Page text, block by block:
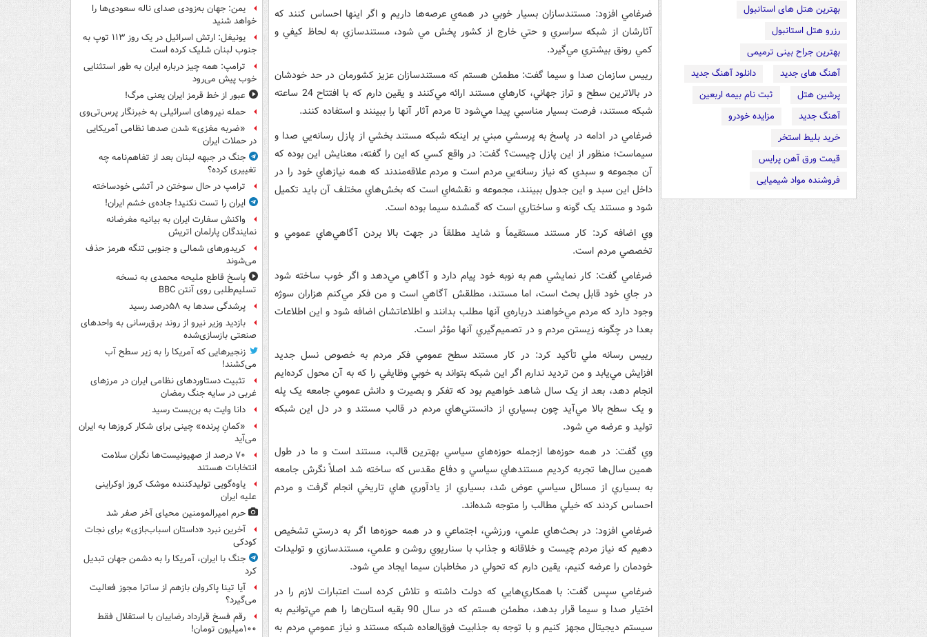
بهترین هتل های استانبول
رزرو هتل استانبول
بهترین جراح بینی ترمیمی
آهنگ های جدید
دانلود آهنگ جدید
پرشین هتل
ثبت نام بیمه اربعین
آهنگ جدید
مزایده خودرو
خرید بلیط استخر
قیمت ورق آهن پرایس
فروشنده مواد شیمیایی
ضرغامي افزود: مستندسازان بسيار خوبي در همه‌ي عرصه‌ها داريم و اگر اينها احساس کنند که
آثارشان از شبکه سراسري و حتي خارج از کشور پخش مي شود، مستندسازي به لحاظ کيفي و
کمي رونق بيشتري مي‌گيرد.
رييس سازمان صدا و سيما گفت: مطمئن هستم که مستندسازان عزيز کشورمان در حد خودشان
در بالاترين سطح و تراز جهاني، کارهاي مستند ارائه مي‌کنند و يقين دارم که با افتتاح 24 ساعته
شبکه مستند، فرصت بسيار مناسبي پيدا مي‌شود تا مردم آثار آنها را ببينند و استفاده کنند.
ضرغامي در ادامه در پاسخ به پرسشي مبني بر اينکه شبکه مستند بخشي از پازل رسانه‌يي صدا و
سيماست؛ منظور از اين پازل چيست؟ گفت: در واقع کسي که اين را گفته، معنايش اين بوده که
آن مجموعه و سبدي که نياز رسانه‌يي مردم است و مردم علاقه‌مندند که همه نيازهاي خود را در
داخل اين سبد و اين جدول ببينند،‌ مجموعه و نقشه‌اي است که بخش‌هاي مختلف آن بايد تکميل
شود و مستند يک گونه و ساختاري است که گمشده سيما بوده است.
وي اضافه کرد: کار مستند مستقيماً و شايد مطلقاً در جهت بالا بردن آگاهي‌هاي عمومي و
تخصصي مردم است.
ضرغامي گفت: کار نمايشي هم به نوبه خود پيام دارد و آگاهي مي‌دهد و اگر خوب ساخته شود
در جاي خود قابل بحث است، اما مستند، مطلقش آگاهي است و من فکر مي‌کنم هزاران سوژه
وجود دارد که مردم مي‌خواهند درباره‌ي آنها مطلب بدانند و اطلاعاتشان اضافه شود و اين اطلاعات
بعدا در چگونه زيستن مردم و در تصميم‌گيري آنها مؤثر است.
رييس رسانه ملي تأکيد کرد: در کار مستند سطح عمومي فکر مردم به خصوص نسل جديد
افزايش مي‌يابد و من ترديد ندارم اگر اين شبکه بتواند به خوبي وظايفي را که به آن محول کرده‌ايم
انجام دهد، بعد از يک سال شاهد خواهيم بود که تفکر و بصيرت و دانش عمومي جامعه يک پله
و يک سطح بالا مي‌آيد چون بسياري از دانستني‌هاي مردم در قالب مستند و در دل اين شبکه
توليد و عرضه مي شود.
وي گفت: در همه حوزه‌ها ازجمله حوزه‌هاي سياسي بهترين قالب، مستند است و ما در طول
همين سال‌ها تجربه کرديم مستندهاي سياسي و دفاع مقدس که ساخته شد اصلاً نگرش جامعه
به بسياري از مسائل سياسي عوض شد، بسياري از يادآوري هاي تاريخي انجام گرفت و مردم
احساس کردند که خيلي مطالب را متوجه شده‌اند.
ضرغامي افزود: در بحث‌هاي علمي، ورزشي، اجتماعي و در همه حوزه‌ها اگر به درستي تشخيص
دهيم که نياز مردم چيست و خلاقانه و جذاب با سناريوي روشن و علمي، مستندسازي و توليدات
خودمان را عرضه کنيم، يقين دارم که تحولي در مخاطبان سيما ايجاد مي شود.
ضرغامي سپس گفت: با همکاري‌هايي که دولت داشته و تلاش کرده است اعتبارات لازم را در
اختيار صدا و سيما قرار بدهد، مطمئن هستم که در سال 90 بقيه استان‌ها را هم مي‌توانيم به
سيستم ديجيتال مجهز کنيم و با توجه به جذابيت فوق‌العاده شبکه مستند و نياز عمومي مردم به
یمن: جهان به‌زودی صدای ناله سعودی‌ها را
خواهد شنید
یونیفل: ارتش اسرائیل در یک روز ۱۱۳ توپ به
جنوب لبنان شلیک کرده است
ترامپ: همه چیز درباره ایران به طور استثنایی
خوب پیش می‌رود
عبور از خط قرمز ایران یعنی مرگ!
حمله نیروهای اسرائیلی به خبرنگار پرس‌تی‌وی
«ضربه مغزی» شدن صدها نظامی آمریکایی
در حملات ایران
جنگ در جبهه لبنان بعد از تفاهم‌نامه چه
تغییری کرده؟
ترامپ در حال سوختن در آتشی خودساخته
ایران را تست نکنید! جاده‌ی خشم ایران!
واکنش سفارت ایران به بیانیه مغرضانه
نمایندگان پارلمان اتریش
کریدورهای شمالی و جنوبی تنگه هرمز حذف
می‌شوند
پاسخ قاطع ملیحه محمدی به نسخه
تسلیم‌طلبی روی آنتن BBC
پرشدگی سدها به ۵۸درصد رسید
بازدید وزیر نیرو از روند برق‌رسانی به واحدهای
صنعتی بازسازی‌شده
زنجیرهایی که آمریکا را به زیر سطح آب
می‌کشند!
تثبیت دستاوردهای نظامی ایران در مرزهای
غربی در سایه جنگ رمضان
دانا وایت به بن‌بست رسید
«کمانِ پرنده» چینی برای شکار کروزها به ایران
می‌آید
۷۰ درصد از صهیونیست‌ها نگران سلامت
انتخابات هستند
یاوه‌گویی تولیدکننده موشک کروز اوکراینی
علیه ایران
حرم امیرالمومنین محیای آخر صفر شد
آخرین نبرد «داستان اسباب‌بازی» برای نجات
کودکی
جنگ با ایران، آمریکا را به دشمن جهان تبدیل
کرد
آیا تینا پاکروان بازهم از ساترا مجوز فعالیت
می‌گیرد؟
رقم فسخ قرارداد رضاییان با استقلال فقط
۱۰۰میلیون تومان!